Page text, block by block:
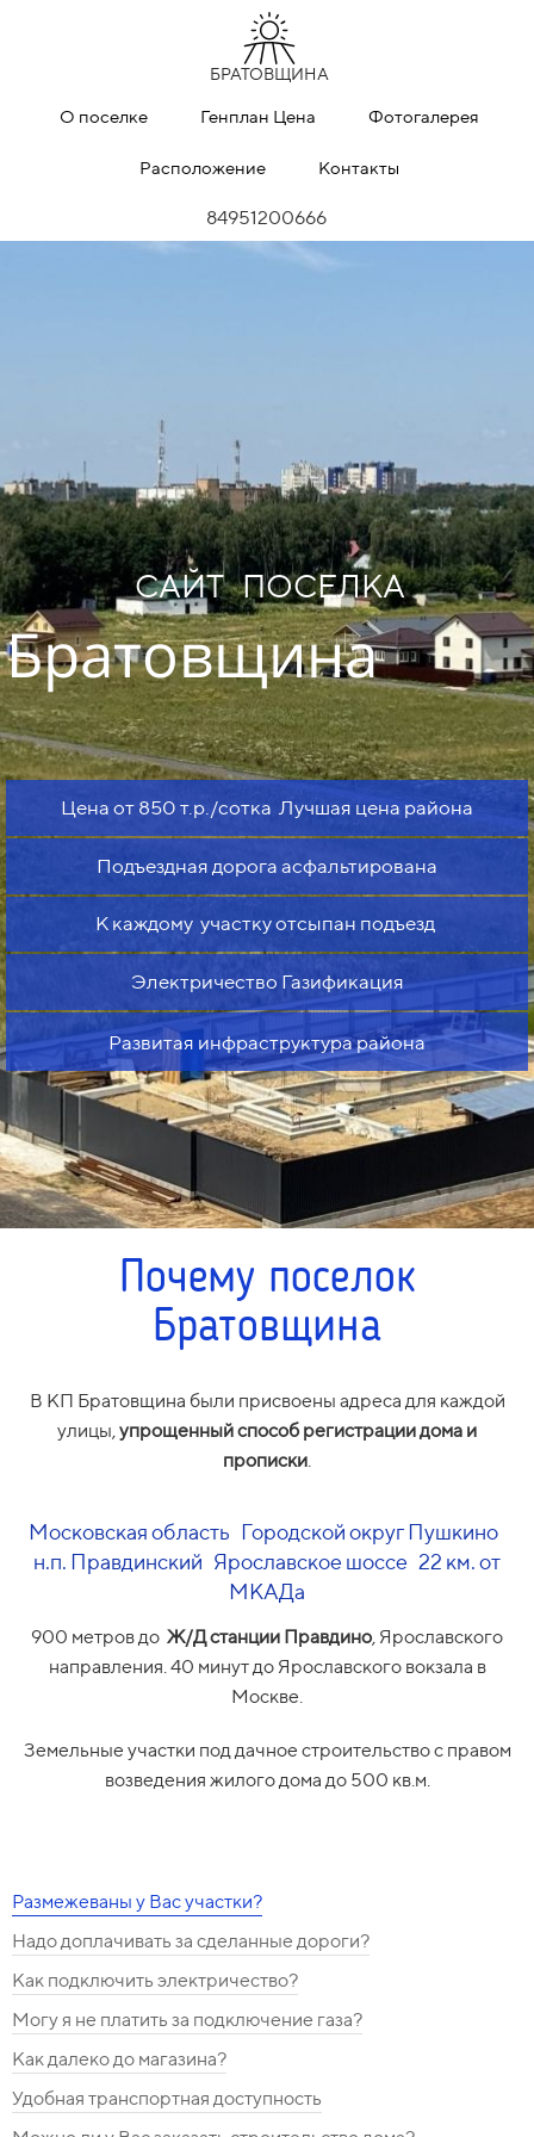
БРАТОВЩИНА
О поселке Генплан Цена Фотогалерея
Расположение Контакты
84951200666
САЙТ ПОСЕЛКА
Братовщина
Цена от 850 т.р./сотка Лучшая цена района
Подъездная дорога асфальтирована
К каждому участку отсыпан подъезд
Электричество Газификация
Развитая инфраструктура района
Почему поселок
Братовщина
В КП Братовщина были присвоены адреса для каждой
улицы,упрощенный способ регистрации дома и
прописки.
Московская область Городской округ Пушкино
н.п. Правдинский Ярославское шоссе 22 км. от
МКАДа
900 метров до Ж/Д станции Правдино, Ярославского
направления. 40 минут до Ярославского вокзала в
Москве.
Земельные участки под дачное строительство с правом
возведения жилого дома до 500 кв.м.
Размежеваны у Вас участки?
Надо доплачивать за сделанные дороги?
Как подключить электричество?
Могу я не платить за подключение газа?
Как далеко до магазина?
Удобная транспортная доступность